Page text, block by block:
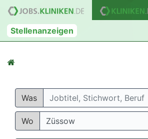
Stellenanzeigen
Was
Wo